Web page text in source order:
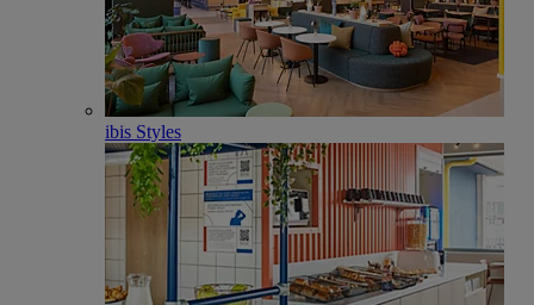
ibis Styles